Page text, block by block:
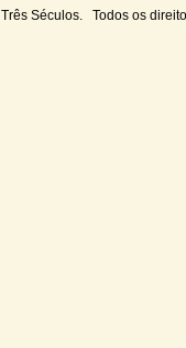
Três Séculos. Todos os